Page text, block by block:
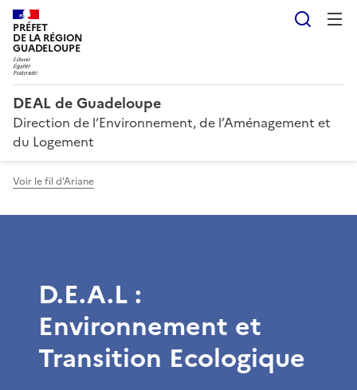
PRÉFET
DE LA RÉGION
GUADELOUPE
DEAL de Guadeloupe
Direction de l’Environnement, de l’Aménagement et
du Logement
Voir le fil d'Ariane
D.E.A.L :
Environnement et
Transition Ecologique